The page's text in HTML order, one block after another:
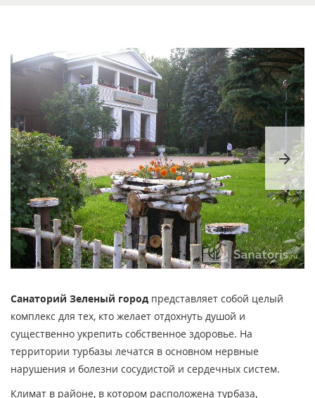
arrow_forward
Санаторий Зеленый город представляет собой целый
комплекс для тех, кто желает отдохнуть душой и
существенно укрепить собственное здоровье. На
территории турбазы лечатся в основном нервные
нарушения и болезни сосудистой и сердечных систем.
Климат в районе, в котором расположена турбаза,